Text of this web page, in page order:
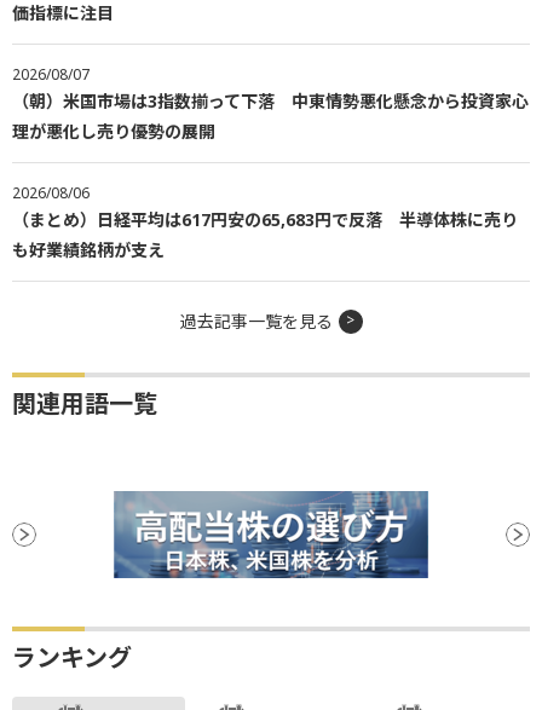
価指標に注目
2026/08/07
（朝）米国市場は3指数揃って下落 中東情勢悪化懸念から投資家心
理が悪化し売り優勢の展開
2026/08/06
（まとめ）日経平均は617円安の65,683円で反落 半導体株に売り
も好業績銘柄が支え
過去記事一覧を見る
関連用語一覧
ランキング